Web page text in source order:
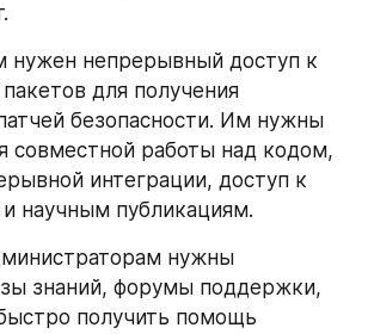
нужен непрерывный доступ к
для получения
безопасности. Им нужны
совместной работы над кодом,
интеграции, доступ к
научным публикациям.
нужны
знаний, форумы поддержки,
получить помощь